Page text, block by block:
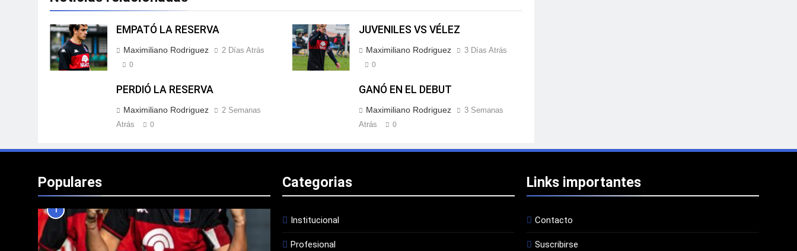
EMPATÓ LA RESERVA
Maximiliano Rodriguez 2 Días Atrás
0
JUVENILES VS VÉLEZ
Maximiliano Rodriguez 3 Días Atrás
0
PERDIÓ LA RESERVA
Maximiliano Rodriguez
2 Semanas
Atrás
0
GANÓ EN EL DEBUT
Maximiliano Rodriguez
3 Semanas
Atrás
0
Populares
1
Categorias
Institucional
Profesional
Links importantes
Contacto
Suscribirse